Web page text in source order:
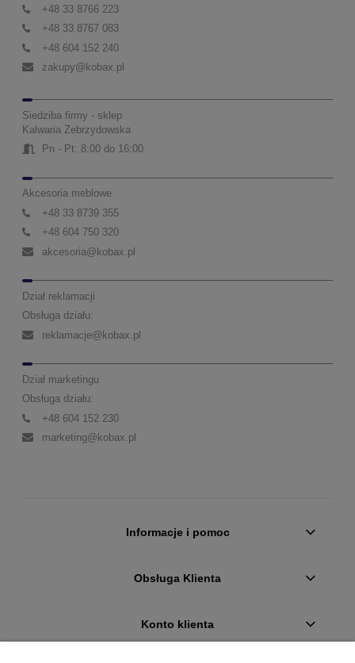
+48 33 8766 223
+48 33 8767 083
+48 604 152 240
zakupy@kobax.pl
Siedziba firmy - sklep
Kalwaria Zebrzydowska
Pn - Pt: 8:00 do 16:00
Akcesoria meblowe
+48 33 8739 355
+48 604 750 320
akcesoria@kobax.pl
Dział reklamacji
Obsługa działu:
reklamacje@kobax.pl
Dział marketingu
Obsługa działu:
+48 604 152 230
marketing@kobax.pl
Informacje i pomoc
Obsługa Klienta
Konto klienta